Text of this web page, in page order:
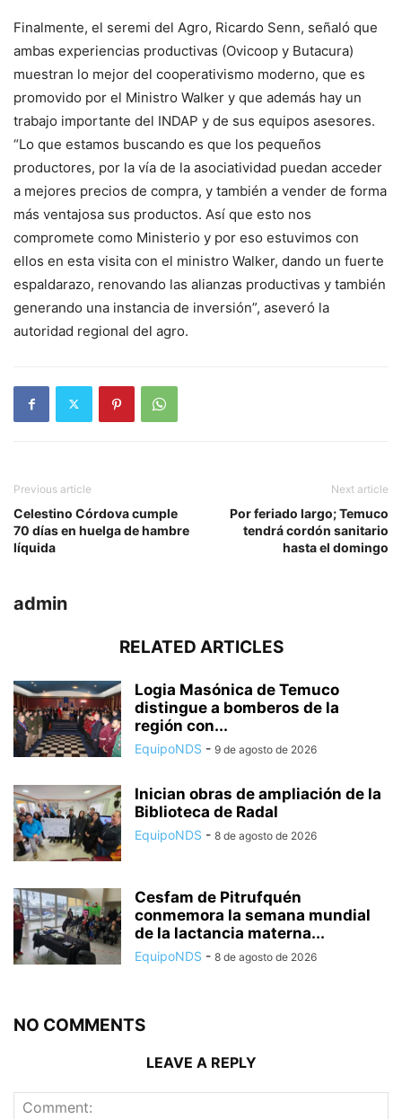
Finalmente, el seremi del Agro, Ricardo Senn, señaló que
ambas experiencias productivas (Ovicoop y Butacura)
muestran lo mejor del cooperativismo moderno, que es
promovido por el Ministro Walker y que además hay un
trabajo importante del INDAP y de sus equipos asesores.
“Lo que estamos buscando es que los pequeños
productores, por la vía de la asociatividad puedan acceder
a mejores precios de compra, y también a vender de forma
más ventajosa sus productos. Así que esto nos
compromete como Ministerio y por eso estuvimos con
ellos en esta visita con el ministro Walker, dando un fuerte
espaldarazo, renovando las alianzas productivas y también
generando una instancia de inversión”, aseveró la
autoridad regional del agro.
Previous article
Celestino Córdova cumple
70 días en huelga de hambre
líquida
Next article
Por feriado largo; Temuco
tendrá cordón sanitario
hasta el domingo
admin
RELATED ARTICLES
Logia Masónica de Temuco
distingue a bomberos de la
región con...
EquipoNDS - 9 de agosto de 2026
Inician obras de ampliación de la
Biblioteca de Radal
EquipoNDS - 8 de agosto de 2026
Cesfam de Pitrufquén
conmemora la semana mundial
de la lactancia materna...
EquipoNDS - 8 de agosto de 2026
NO COMMENTS
LEAVE A REPLY